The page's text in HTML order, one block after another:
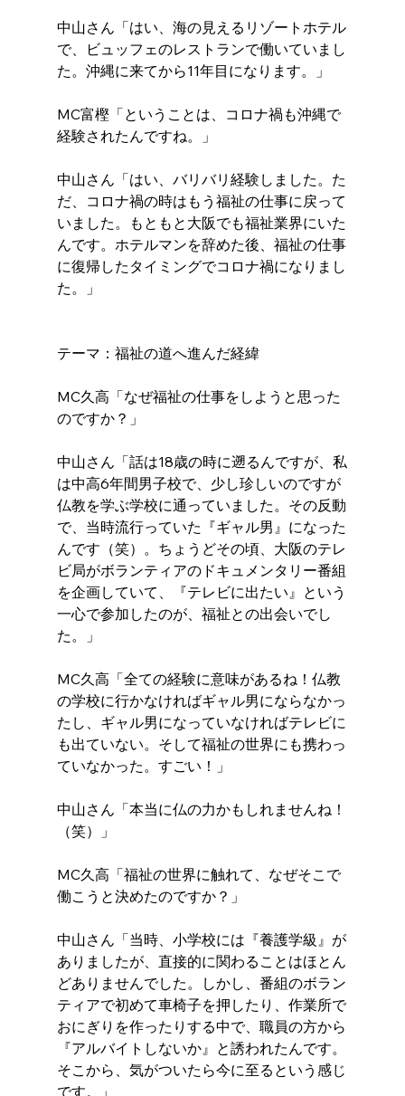
中山さん「はい、海の見えるリゾートホテル
で、ビュッフェのレストランで働いていまし
た。沖縄に来てから11年目になります。」
MC富樫「ということは、コロナ禍も沖縄で
経験されたんですね。」
中山さん「はい、バリバリ経験しました。た
だ、コロナ禍の時はもう福祉の仕事に戻って
いました。もともと大阪でも福祉業界にいた
んです。ホテルマンを辞めた後、福祉の仕事
に復帰したタイミングでコロナ禍になりまし
た。」
テーマ：福祉の道へ進んだ経緯
MC久高「なぜ福祉の仕事をしようと思った
のですか？」
中山さん「話は18歳の時に遡るんですが、私
は中高6年間男子校で、少し珍しいのですが
仏教を学ぶ学校に通っていました。その反動
で、当時流行っていた『ギャル男』になった
んです（笑）。ちょうどその頃、大阪のテレ
ビ局がボランティアのドキュメンタリー番組
を企画していて、『テレビに出たい』という
一心で参加したのが、福祉との出会いでし
た。」
MC久高「全ての経験に意味があるね！仏教
の学校に行かなければギャル男にならなかっ
たし、ギャル男になっていなければテレビに
も出ていない。そして福祉の世界にも携わっ
ていなかった。すごい！」
中山さん「本当に仏の力かもしれませんね！
（笑）」
MC久高「福祉の世界に触れて、なぜそこで
働こうと決めたのですか？」
中山さん「当時、小学校には『養護学級』が
ありましたが、直接的に関わることはほとん
どありませんでした。しかし、番組のボラン
ティアで初めて車椅子を押したり、作業所で
おにぎりを作ったりする中で、職員の方から
『アルバイトしないか』と誘われたんです。
そこから、気がついたら今に至るという感じ
です。」